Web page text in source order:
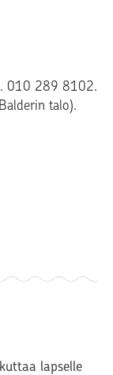
010 289 8102.
talo).
lapselle